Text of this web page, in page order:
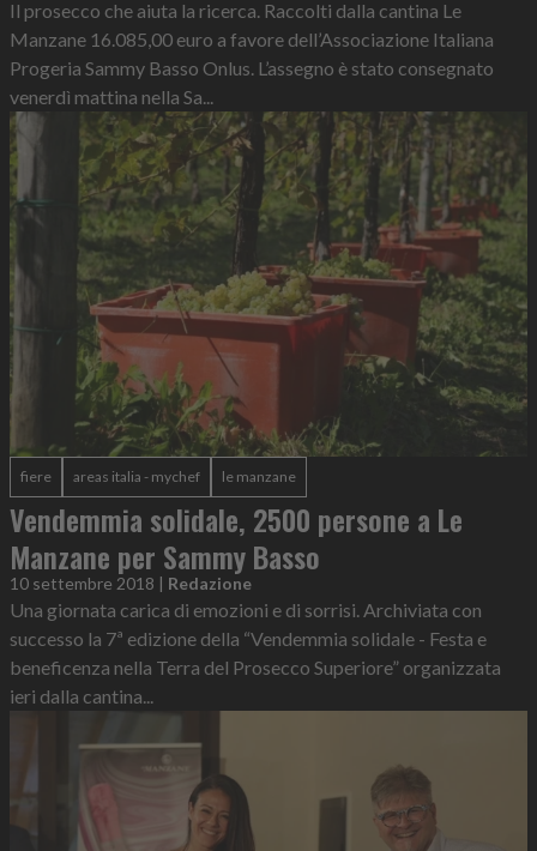
Il prosecco che aiuta la ricerca. Raccolti dalla cantina Le
Manzane 16.085,00 euro a favore dell’Associazione Italiana
Progeria Sammy Basso Onlus. L’assegno è stato consegnato
venerdì mattina nella Sa...
fiere areas italia - mychef le manzane
Vendemmia solidale, 2500 persone a Le
Manzane per Sammy Basso
10 settembre 2018 | Redazione
Una giornata carica di emozioni e di sorrisi. Archiviata con
successo la 7ª edizione della “Vendemmia solidale - Festa e
beneficenza nella Terra del Prosecco Superiore” organizzata
ieri dalla cantina...